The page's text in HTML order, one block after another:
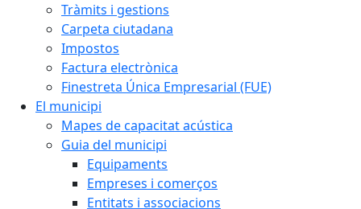
Tràmits i gestions
Carpeta ciutadana
Impostos
Factura electrònica
Finestreta Única Empresarial (FUE)
El municipi
Mapes de capacitat acústica
Guia del municipi
Equipaments
Empreses i comerços
Entitats i associacions